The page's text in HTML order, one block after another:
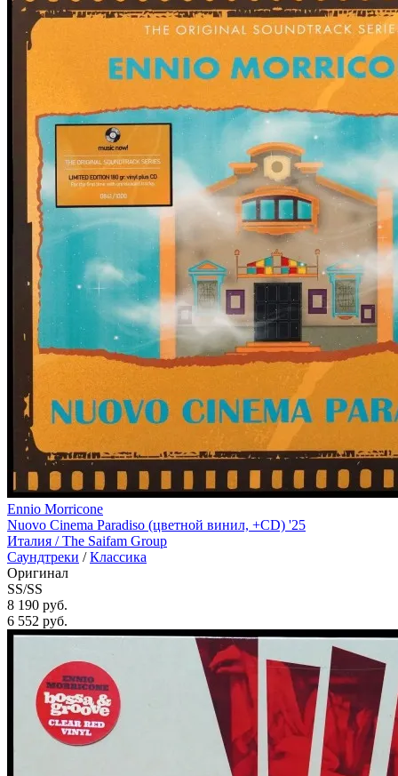
Ennio Morricone
Nuovo Cinema Paradiso (цветной винил, +CD) '25
Италия /The Saifam Group
Саундтреки /Классика
Оригинал
SS/SS
8 190 руб.
6 552 руб.